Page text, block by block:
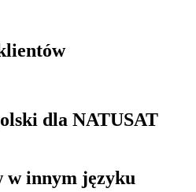
dla NATUSAT
w innym języku